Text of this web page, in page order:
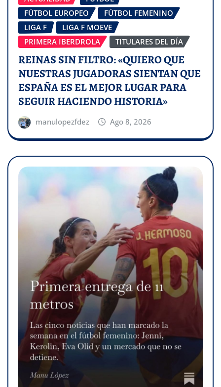
FÚTBOL EUROPEO
FÚTBOL FEMENINO
LIGA F
LIGA F MOEVE
PRIMERA IBERDROLA
TITULARES DEL DÍA
REINAS SIN FILTRO: «QUIERO QUE
NUESTRAS JUGADORAS SIENTAN QUE
ESPAÑA ES EL MEJOR LUGAR PARA
SEGUIR HACIENDO HISTORIA»
manulopezfdez Ago 8, 2026